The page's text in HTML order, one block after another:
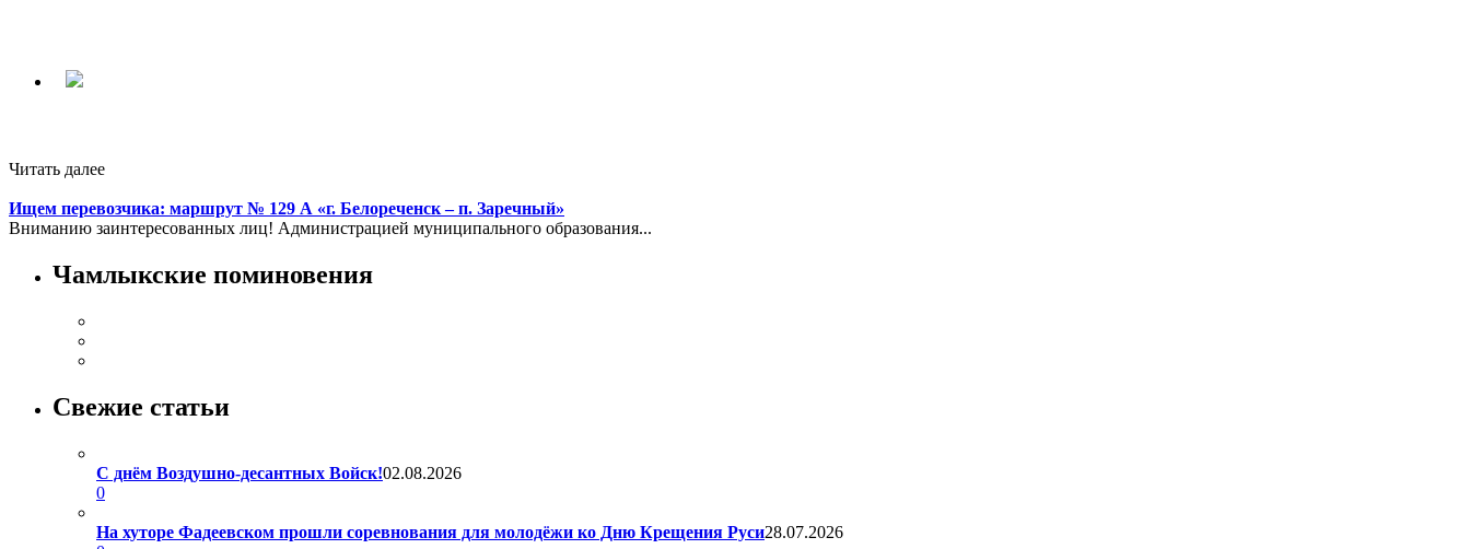
Читать далее
Ищем перевозчика: маршрут № 129 А «г. Белореченск – п. Заречный»
Вниманию заинтересованных лиц! Администрацией муниципального образования...
Чамлыкские поминовения
Свежие статьи
С днём Воздушно-десантных Войск!02.08.2026
0
На хуторе Фадеевском прошли соревнования для молодёжи ко Дню Крещения Руси28.07.2026